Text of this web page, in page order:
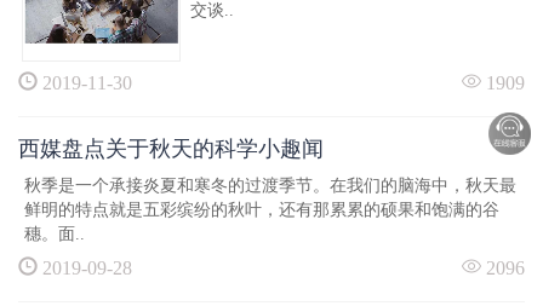
交谈..
2019-11-30 1909
西媒盘点关于秋天的科学小趣闻
秋季是一个承接炎夏和寒冬的过渡季节。在我们的脑海中，秋天最
鲜明的特点就是五彩缤纷的秋叶，还有那累累的硕果和饱满的谷
穗。面..
2019-09-28 2096